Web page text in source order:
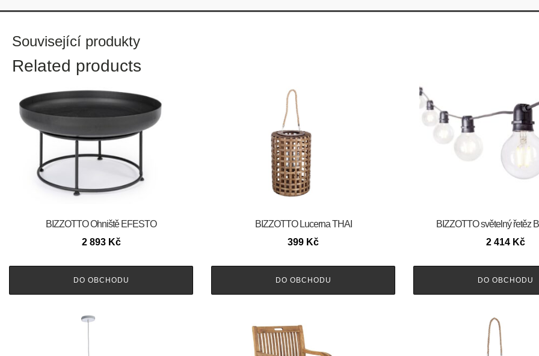
Související produkty
Related products
BIZZOTTO Ohniště EFESTO
2 893 Kč
DO OBCHODU
BIZZOTTO Lucerna THAI
399 Kč
DO OBCHODU
BIZZOTTO světelný řetěz
2 414 Kč
DO OBCHODU